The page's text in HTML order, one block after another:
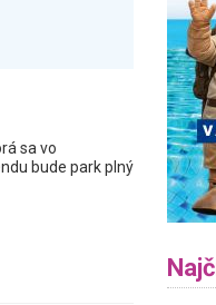
sa vo
bude park plný